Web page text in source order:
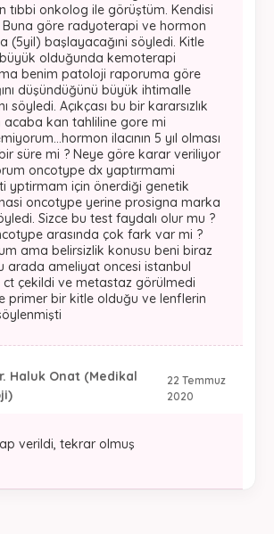
tıbbi onkolog ile görüştüm. Kendisi
Buna göre radyoterapi ve hormon
(5yil) başlayacağıni söyledi. Kitle
büyük olduğunda kemoterapi
benim patoloji raporuma göre
düşündüğünü büyük ihtimalle
söyledi. Açıkçası bu bir kararsızlık
acaba kan tahliline gore mi
ilacının 5 yıl olması
süre mi ? Neye göre karar veriliyor
oncotype dx yaptırmami
yptirmam için önerdiği genetik
oncotype yerine prosigna marka
Sizce bu test faydalı olur mu ?
arasında çok fark var mi ?
ama belirsizlik konusu beni biraz
arada ameliyat oncesi istanbul
çekildi ve metastaz görülmedi
primer bir kitle olduğu ve lenflerin
22 Temmuz
2020
Haluk Onat (Medikal
verildi, tekrar olmuş